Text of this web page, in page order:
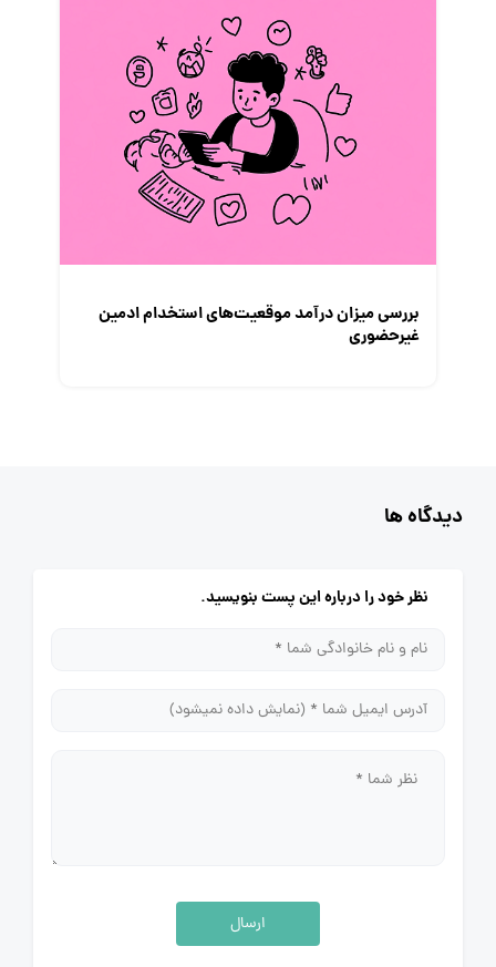
بررسی میزان درآمد موقعیت‌های استخدام ادمین
غیرحضوری
دیدگاه ها
نظر خود را درباره این پست بنویسید.
ارسال